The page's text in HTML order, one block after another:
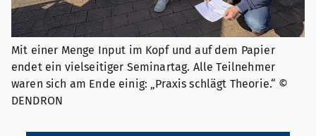
Mit einer Menge Input im Kopf und auf dem Papier
endet ein vielseitiger Seminartag. Alle Teilnehmer
waren sich am Ende einig: „Praxis schlägt Theorie.“ ©
DENDRON